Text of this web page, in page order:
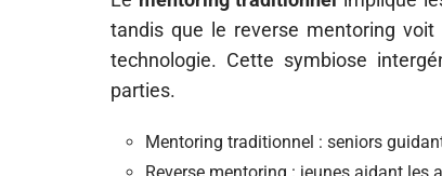
tandis que le reverse mentoring
technologie. Cette symbiose
parties.
Mentoring traditionnel : seniors